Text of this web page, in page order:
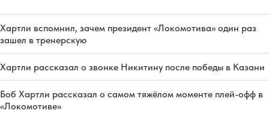
Хартли вспомнил, зачем президент «Локомотива» один раз
зашел в тренерскую
Хартли рассказал о звонке Никитину после победы в Казани
Боб Хартли рассказал о самом тяжёлом моменте плей-офф в
«Локомотиве»